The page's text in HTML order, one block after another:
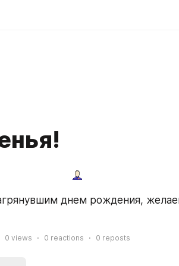
днем рождения,
0 views 0 reactions 0 reposts